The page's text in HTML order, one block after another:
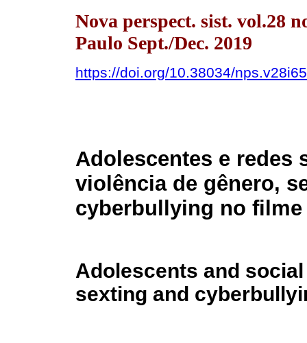
Nova perspect. sist. vol.28
Paulo Sept./Dec. 2019
https://doi.org/10.38034/
Adolescentes e redes
violência de gênero,
cyberbullying no filme
Adolescents and
sexting and